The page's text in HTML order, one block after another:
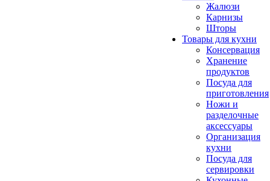
Жалюзи
Карнизы
Шторы
Товары для кухни
Консервация
Хранение
продуктов
Посуда для
приготовления
Ножи и
разделочные
аксессуары
Организация
кухни
Посуда для
сервировки